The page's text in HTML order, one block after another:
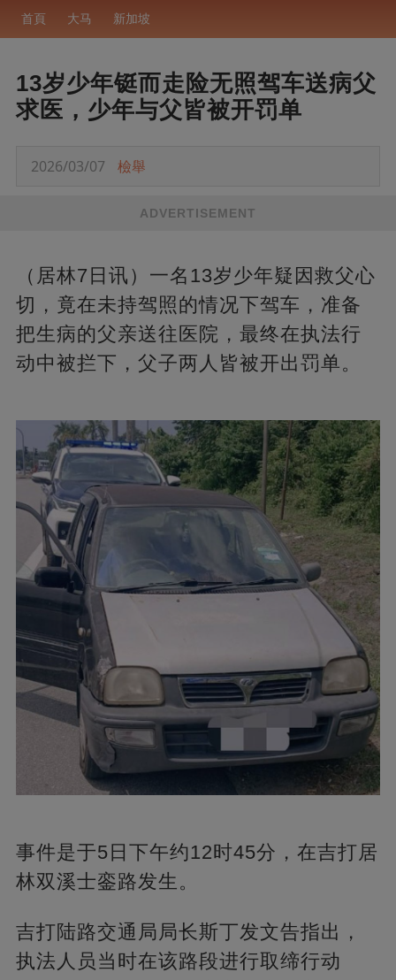
首頁 大马 新加坡
13岁少年铤而走险无照驾车送病父
求医，少年与父皆被开罚单
2026/03/07 檢舉
ADVERTISEMENT
（居林7日讯）一名13岁少年疑因救父心
切，竟在未持驾照的情况下驾车，准备
把生病的父亲送往医院，最终在执法行
动中被拦下，父子两人皆被开出罚单。
事件是于5日下午约12时45分，在吉打居
林双溪士銮路发生。
吉打陆路交通局局长斯丁发文告指出，
执法人员当时在该路段进行取缔行动